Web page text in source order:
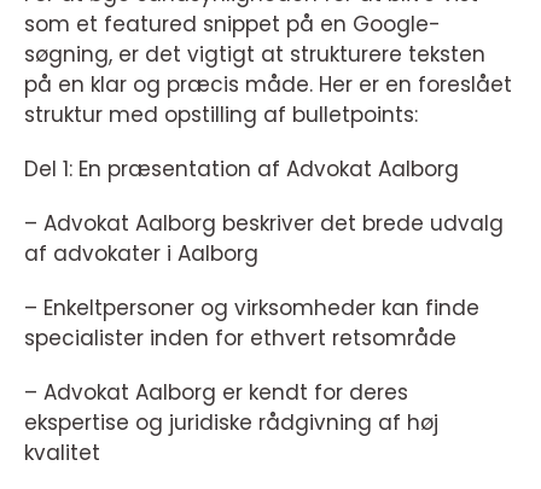
som et featured snippet på en Google-
søgning, er det vigtigt at strukturere teksten
på en klar og præcis måde. Her er en foreslået
struktur med opstilling af bulletpoints:
Del 1: En præsentation af Advokat Aalborg
– Advokat Aalborg beskriver det brede udvalg
af advokater i Aalborg
– Enkeltpersoner og virksomheder kan finde
specialister inden for ethvert retsområde
– Advokat Aalborg er kendt for deres
ekspertise og juridiske rådgivning af høj
kvalitet